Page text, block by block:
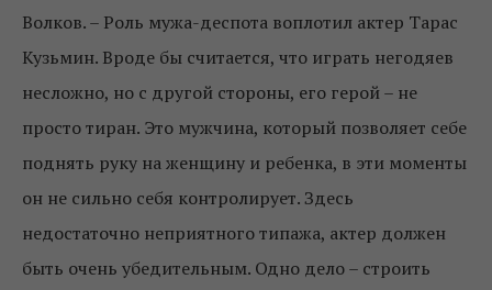
Волков. – Роль мужа-деспота воплотил актер Тарас
Кузьмин. Вроде бы считается, что играть негодяев
несложно, но с другой стороны, его герой – не
просто тиран. Это мужчина, который позволяет себе
поднять руку на женщину и ребенка, в эти моменты
он не сильно себя контролирует. Здесь
недостаточно неприятного типажа, актер должен
быть очень убедительным. Одно дело – строить